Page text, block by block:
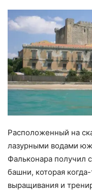
Расположенный на
лазурными водами
Фальконара получил
башни, которая
выращивания и